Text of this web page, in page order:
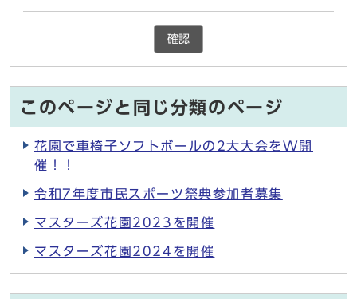
確認
このページと同じ分類のページ
花園で車椅子ソフトボールの2大大会をW開
催！！
令和7年度市民スポーツ祭典参加者募集
マスターズ花園2023を開催
マスターズ花園2024を開催